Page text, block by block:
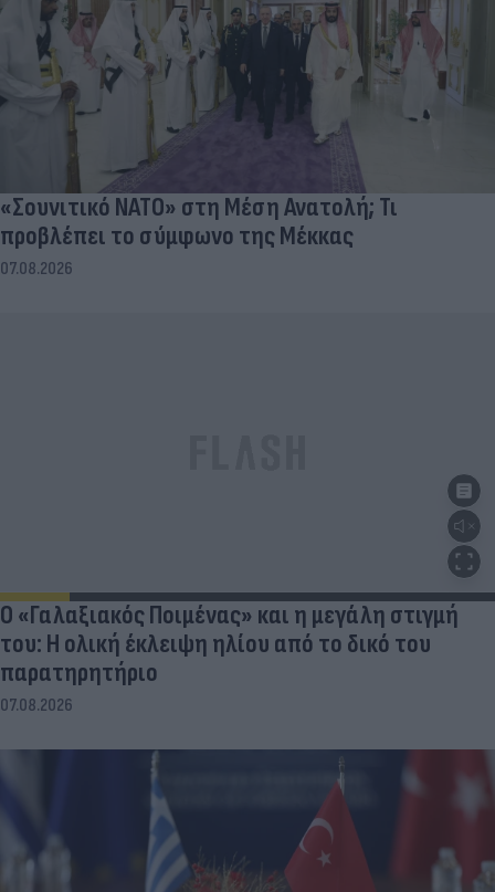
«Σουνιτικό ΝΑΤΟ» στη Μέση Ανατολή; Τι
προβλέπει το σύμφωνο της Μέκκας
07.08.2026
Ο «Γαλαξιακός Ποιμένας» και η μεγάλη στιγμή
του: Η ολική έκλειψη ηλίου από το δικό του
παρατηρητήριο
07.08.2026